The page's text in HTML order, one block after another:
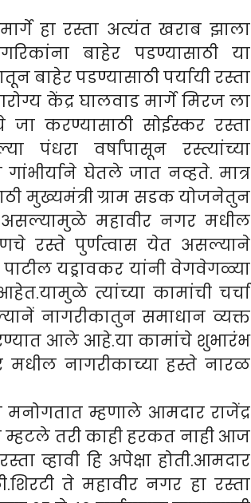
हा रस्ता अत्यंत खराब झाला
बाहेर पडण्यासाठी या
बाहेर पडण्यासाठी पर्यायी रस्ता
केंद्र घालवाड मार्गे मिरज ला
जा करण्यासाठी सोईस्कर रस्ता
पंधरा वर्षांपासून रस्त्यांच्या
घेतले जात नव्हते. मात्र
मुख्यमंत्री ग्राम सडक योजनेतुन
महावीर नगर मधील
रस्ते पुर्णत्वास येत असल्याने
यड्रावकर यांनी वेगवेगळ्या
त्यांच्या कामांची चर्चा
नागरीकातुन समाधान व्यक्त
आले आहे.या कामांचे शुभारंभ
मधील नागरीकाच्या हस्ते नारळ
म्हणाले आमदार राजेंद्र
म्हटले तरी काही हरकत नाही आज
व्हावी हि अपेक्षा होती.आमदार
ते महावीर नगर हा रस्ता